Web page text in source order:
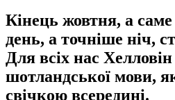
Кінець жовтня, а
день, а точніше ніч,
Для всіх нас
шотландської мови,
свічкою всередині.